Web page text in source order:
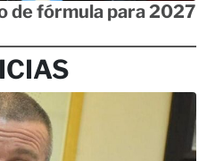
de fórmula para 2027